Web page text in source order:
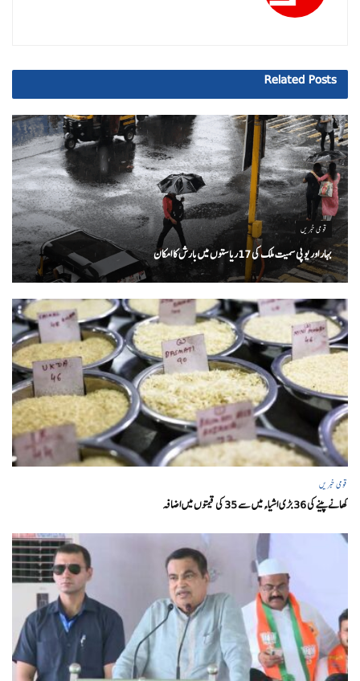
Related Posts
قومی خبریں
بہار اور یو پی سمیت ملک کی 17ریاستوں میں بارش کا امکان
قومی خبریں
کھانے پینے کی 36 بڑی اشیاء میں سے 35 کی قیمتوں میں اضافہ